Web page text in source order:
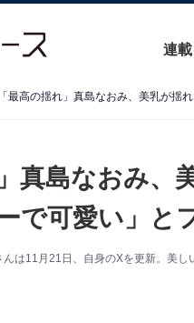
連載
「最高の揺れ」真島なおみ、美乳が揺
真島なおみ、
で可愛い」と
は11月21日、自身のXを更新。美